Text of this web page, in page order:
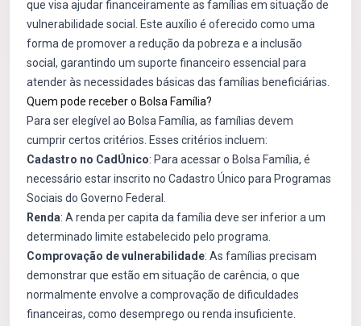
que visa ajudar financeiramente as famílias em situação de
vulnerabilidade social. Este auxílio é oferecido como uma
forma de promover a redução da pobreza e a inclusão
social, garantindo um suporte financeiro essencial para
atender às necessidades básicas das famílias beneficiárias.
Quem pode receber o Bolsa Família?
Para ser elegível ao Bolsa Família, as famílias devem
cumprir certos critérios. Esses critérios incluem:
Cadastro no CadÚnico: Para acessar o Bolsa Família, é
necessário estar inscrito no Cadastro Único para Programas
Sociais do Governo Federal.
Renda: A renda per capita da família deve ser inferior a um
determinado limite estabelecido pelo programa.
Comprovação de vulnerabilidade: As famílias precisam
demonstrar que estão em situação de carência, o que
normalmente envolve a comprovação de dificuldades
financeiras, como desemprego ou renda insuficiente.